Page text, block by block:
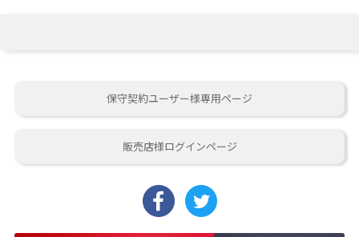
保守契約ユーザー様専用ページ
販売店様ログインページ